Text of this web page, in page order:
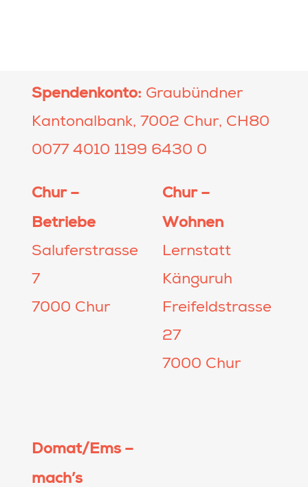
Spendenkonto: Graubündner
Kantonalbank, 7002 Chur, CH80
0077 4010 1199 6430 0
Chur –
Betriebe
Saluferstrasse
7
7000 Chur
Chur –
Wohnen
Lernstatt
Känguruh
Freifeldstrasse
27
7000 Chur
Domat/Ems –
mach’s